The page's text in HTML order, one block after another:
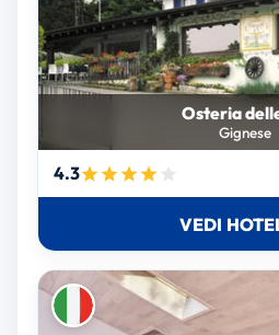
Osteria
Gignese
4.3
VEDI